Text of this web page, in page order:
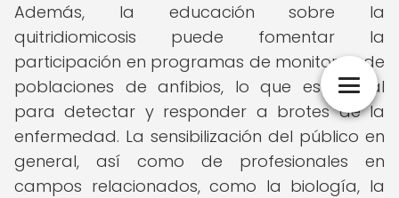
Además, la educación sobre la
quitridiomicosis puede fomentar la
participación en programas de monitoreo de
poblaciones de anfibios, lo que es crucial
para detectar y responder a brotes de la
enfermedad. La sensibilización del público en
general, así como de profesionales en
campos relacionados, como la biología, la